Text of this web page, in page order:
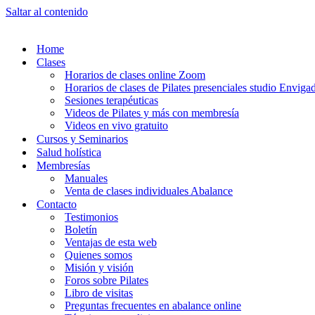
Saltar al contenido
Home
Clases
Horarios de clases online Zoom
Horarios de clases de Pilates presenciales studio
Sesiones terapéuticas
Videos de Pilates y más con membresía
Videos en vivo gratuito
Cursos y Seminarios
Salud holística
Membresías
Manuales
Venta de clases individuales Abalance
Contacto
Testimonios
Boletín
Ventajas de esta web
Quienes somos
Misión y visión
Foros sobre Pilates
Libro de visitas
Preguntas frecuentes en abalance online